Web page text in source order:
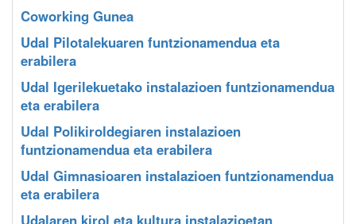
Coworking Gunea
Udal Pilotalekuaren funtzionamendua eta
erabilera
Udal Igerilekuetako instalazioen funtzionamendua
eta erabilera
Udal Polikiroldegiaren instalazioen
funtzionamendua eta erabilera
Udal Gimnasioaren instalazioen funtzionamendua
eta erabilera
Udalaren kirol eta kultura instalazioetan